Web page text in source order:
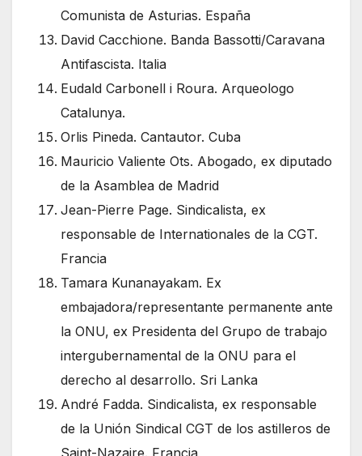
Comunista de Asturias. España
David Cacchione. Banda Bassotti/Caravana
Antifascista. Italia
Eudald Carbonell i Roura. Arqueologo
Catalunya.
Orlis Pineda. Cantautor. Cuba
Mauricio Valiente Ots. Abogado, ex diputado
de la Asamblea de Madrid
Jean-Pierre Page. Sindicalista, ex
responsable de Internationales de la CGT.
Francia
Tamara Kunanayakam. Ex
embajadora/representante permanente ante
la ONU, ex Presidenta del Grupo de trabajo
intergubernamental de la ONU para el
derecho al desarrollo. Sri Lanka
André Fadda. Sindicalista, ex responsable
de la Unión Sindical CGT de los astilleros de
Saint-Nazaire. Francia